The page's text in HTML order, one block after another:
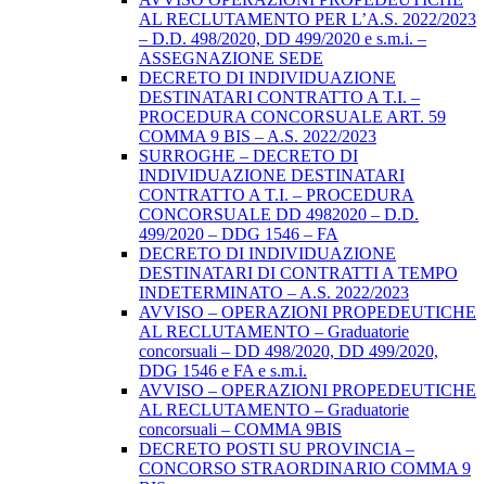
AL RECLUTAMENTO PER L’A.S. 2022/2023
– D.D. 498/2020, DD 499/2020 e s.m.i. –
ASSEGNAZIONE SEDE
DECRETO DI INDIVIDUAZIONE
DESTINATARI CONTRATTO A T.I. –
PROCEDURA CONCORSUALE ART. 59
COMMA 9 BIS – A.S. 2022/2023
SURROGHE – DECRETO DI
INDIVIDUAZIONE DESTINATARI
CONTRATTO A T.I. – PROCEDURA
CONCORSUALE DD 4982020 – D.D.
499/2020 – DDG 1546 – FA
DECRETO DI INDIVIDUAZIONE
DESTINATARI DI CONTRATTI A TEMPO
INDETERMINATO – A.S. 2022/2023
AVVISO – OPERAZIONI PROPEDEUTICHE
AL RECLUTAMENTO – Graduatorie
concorsuali – DD 498/2020, DD 499/2020,
DDG 1546 e FA e s.m.i.
AVVISO – OPERAZIONI PROPEDEUTICHE
AL RECLUTAMENTO – Graduatorie
concorsuali – COMMA 9BIS
DECRETO POSTI SU PROVINCIA –
CONCORSO STRAORDINARIO COMMA 9